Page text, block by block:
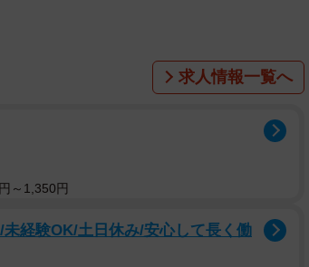
ィルム貼り）作業の手順が簡潔にまとめ
ィルム貼りを完成させる姿が鮮やかで、「空
格好いい！！」「延々見ちゃう。美しいお仕
フィルムを買って放置しているのでこれを参
こで、実践のコツを、同館司書の原田恭江さ
求人情報一覧へ
～1,350円
経験OK/土日休み/安心して長く働